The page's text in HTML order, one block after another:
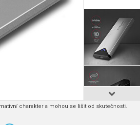
charakter a mohou se lišit od skutečnosti.